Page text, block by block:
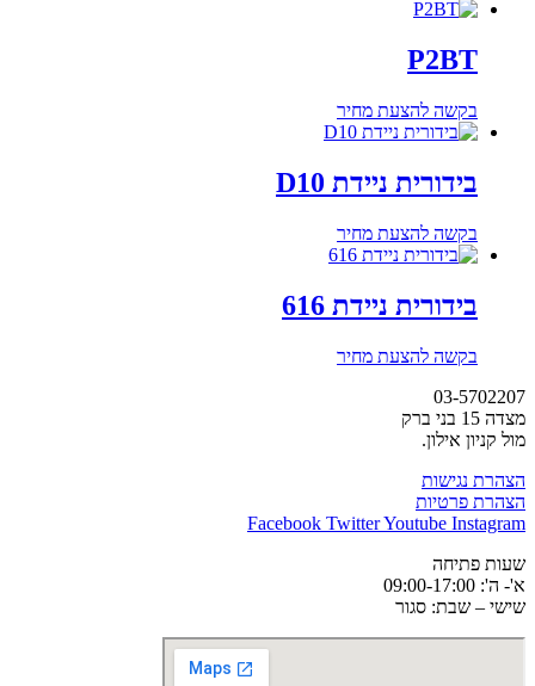
P2BT
בקשה להצעת מחיר
בידורית ניידת D10
בקשה להצעת מחיר
בידורית ניידת 616
בקשה להצעת מחיר
03-5702207
מצדה 15 בני ברק
מול קניון אילון.
הצהרת נגישות
הצהרת פרטיות
Facebook TwitterYoutube Instagram
שעות פתיחה
א'- ה': 09:00-17:00
שישי – שבת: סגור